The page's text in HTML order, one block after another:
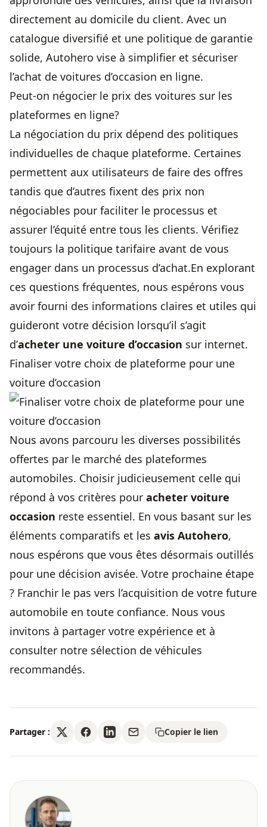
directement au domicile du client. Avec un
catalogue diversifié et une politique de garantie
solide, Autohero vise à simplifier et sécuriser
l’achat de voitures d’occasion en ligne.
Peut-on négocier le prix des voitures sur les
plateformes en ligne?
La négociation du prix dépend des politiques
individuelles de chaque plateforme. Certaines
permettent aux utilisateurs de faire des offres
tandis que d’autres fixent des prix non
négociables pour faciliter le processus et
assurer l’équité entre tous les clients. Vérifiez
toujours la politique tarifaire avant de vous
engager dans un processus d’achat.En explorant
ces questions fréquentes, nous espérons vous
avoir fourni des informations claires et utiles qui
guideront votre décision lorsqu’il s’agit
d’acheter une voiture d’occasion sur internet.
Finaliser votre choix de plateforme pour une
voiture d’occasion
Nous avons parcouru les diverses possibilités
offertes par le marché des plateformes
automobiles. Choisir judicieusement celle qui
répond à vos critères pour acheter voiture
occasion reste essentiel. En vous basant sur les
éléments comparatifs et les avis Autohero,
nous espérons que vous êtes désormais outillés
pour une décision avisée. Votre prochaine étape
? Franchir le pas vers l’acquisition de votre future
automobile en toute confiance. Nous vous
invitons à partager votre expérience et à
consulter notre sélection de véhicules
recommandés.
Partager : Copier le lien